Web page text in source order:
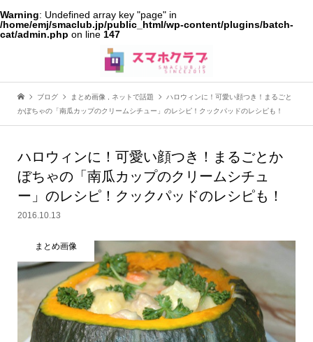
Warning: Undefined array key "page" in
/home/emj/smaclub.jp/public_html/wp-content/plugins/batch-
cat/admin.php on line 147
ブログ まとめ画像 ネットで話題
ハロウィンに！可愛い顔つき！まるごと
かぼちゃの「南瓜カップのクリームシチュー」のレシピ！クックパッドのレシピも！
ハロウィンに！可愛い顔つき！まるごとか
ぼちゃの「南瓜カップのクリームシチュ
ー」のレシピ！クックパッドのレシピも！
2016.10.13
まとめ画像